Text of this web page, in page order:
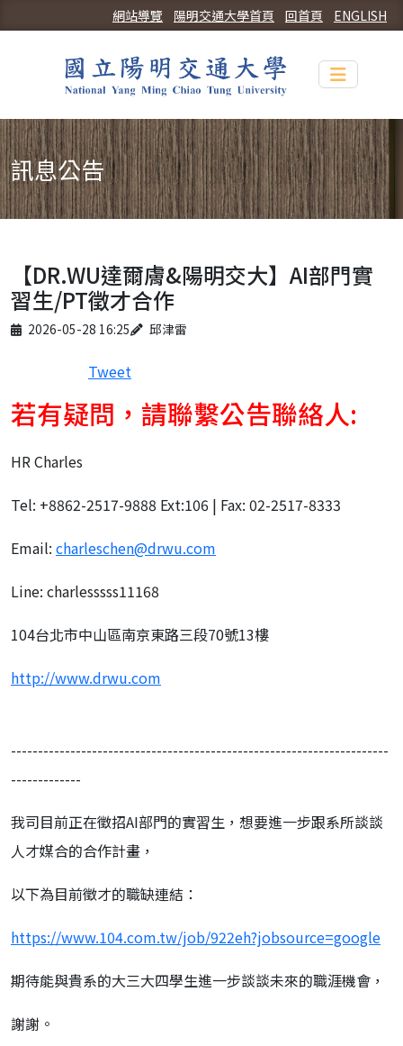
ENGLISH
回首頁
陽明交通大學首頁
網站導覽
Toggle
訊息公告
【DR.WU達爾膚&陽明交大】AI部門實
習生/PT徵才合作
Published on
2026-05-28 16:25
Author 邱津雷
Tweet
若有疑問，請聯繫公告聯絡人:
HR Charles
Tel: +8862-2517-9888 Ext:106 | Fax: 02-2517-8333
Email: charleschen@drwu.com
Line: charlesssss11168
104台北市中山區南京東路三段70號13樓
http://www.drwu.com
----------------------------------------------------------------------
-------------
我司目前正在徵招AI部門的實習生，想要進一步跟系所談談
人才媒合的合作計畫，
以下為目前徵才的職缺連結：
https://www.104.com.tw/job/922eh?jobsource=google
期待能與貴系的大三大四學生進一步談談未來的職涯機會，
謝謝。